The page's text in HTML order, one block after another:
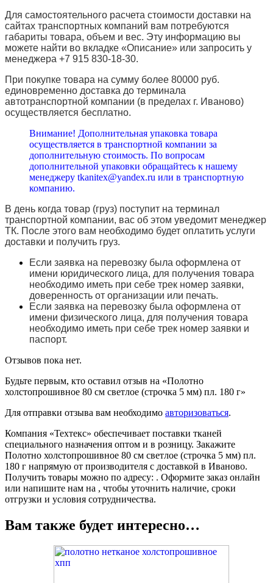
Для самостоятельного расчета стоимости доставки на
сайтах транспортных компаний вам потребуются
габариты товара, объем и вес. Эту информацию вы
можете найти во вкладке «Описание» или запросить у
менеджера +7 915 830-18-30.
При покупке товара на сумму более 80000 руб.
единовременно доставка до терминала
автотранспортной компании (в пределах г. Иваново)
осуществляется бесплатно.
Внимание! Дополнительная упаковка товара
осуществляется в транспортной компании за
дополнительную стоимость. По вопросам
дополнительной упаковки обращайтесь к нашему
менеджеру tkanitex@yandex.ru или в транспортную
компанию.
В день когда товар (груз) поступит на терминал
транспортной компании, вас об этом уведомит менеджер
ТК. После этого вам необходимо будет оплатить услуги
доставки и получить груз.
Если заявка на перевозку была оформлена от
имени юридического лица, для получения товара
необходимо иметь при себе трек номер заявки,
доверенность от организации или печать.
Если заявка на перевозку была оформлена от
имени физического лица, для получения товара
необходимо иметь при себе трек номер заявки и
паспорт.
Отзывов пока нет.
Будьте первым, кто оставил отзыв на «Полотно
холстопрошивное 80 см светлое (строчка 5 мм) пл. 180 г»
Для отправки отзыва вам необходимо авторизоваться.
Компания «Техтекс» обеспечивает поставки тканей
специального назначения оптом и в розницу. Закажите
Полотно холстопрошивное 80 см светлое (строчка 5 мм) пл.
180 г напрямую от производителя с доставкой в Иваново.
Получить товары можно по адресу: . Оформите заказ онлайн
или напишите нам на , чтобы уточнить наличие, сроки
отгрузки и условия сотрудничества.
Вам также будет интересно…